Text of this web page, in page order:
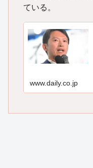
ている。
www.daily.co.jp